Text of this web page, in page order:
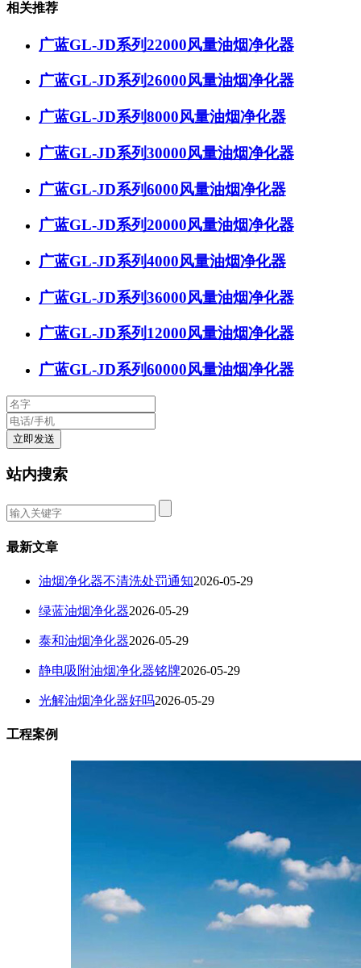
相关推荐
广蓝GL-JD系列22000风量油烟净化器
广蓝GL-JD系列26000风量油烟净化器
广蓝GL-JD系列8000风量油烟净化器
广蓝GL-JD系列30000风量油烟净化器
广蓝GL-JD系列6000风量油烟净化器
广蓝GL-JD系列20000风量油烟净化器
广蓝GL-JD系列4000风量油烟净化器
广蓝GL-JD系列36000风量油烟净化器
广蓝GL-JD系列12000风量油烟净化器
广蓝GL-JD系列60000风量油烟净化器
站内搜索
最新文章
油烟净化器不清洗处罚通知2026-05-29
绿蓝油烟净化器2026-05-29
泰和油烟净化器2026-05-29
静电吸附油烟净化器铭牌2026-05-29
光解油烟净化器好吗2026-05-29
工程案例